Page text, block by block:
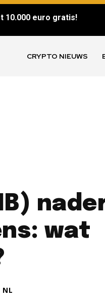
10.000 euro gratis!
CRYPTO NIEUWS
wat